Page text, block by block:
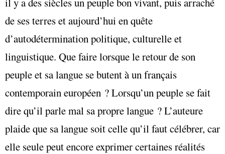
de ses terres et aujourd’hui en quête
d’autodétermination politique, culturelle et
linguistique. Que faire lorsque le retour de son
peuple et sa langue se butent à un français
contemporain européen ? Lorsqu’un peuple se fait
dire qu’il parle mal sa propre langue ? L’auteure
plaide que sa langue soit celle qu’il faut célébrer, car
elle seule peut encore exprimer certaines réalités